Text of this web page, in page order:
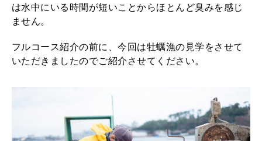
は水中にいる時間が短いことからほとんど臭みを感じ
ません。
フルコース紹介の前に、今回は牡蠣漁の見学をさせて
いただきましたのでご紹介させてください。